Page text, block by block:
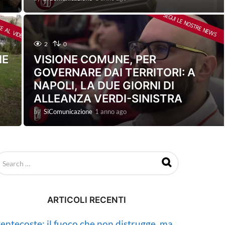
a
n
a
g
o
2 0
VISIONE COMUNE, PER
GOVERNARE DAI TERRITORI: A
NAPOLI, LA DUE GIORNI DI
ALLEANZA VERDI-SINISTRA
by SiComunicazione 1 anno ago1
a
ARTICOLI RECENTI